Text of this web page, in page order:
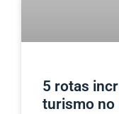
5 rotas
turismo no